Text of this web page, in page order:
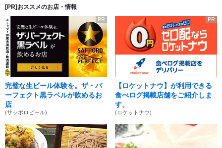
[PR]おススメのお店・情報
PR
完璧な生ビール体験を。ザ・パ
ーフェクト黒ラベルが飲めるお
店
(サッポロビール)
PR
【ロケットナウ】が利用できる
食べログ掲載店舗をご紹介しま
す。
(ロケットナウ)